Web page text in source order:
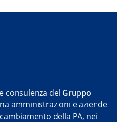
consulenza del Gruppo
amministrazioni e aziende
della PA, nei